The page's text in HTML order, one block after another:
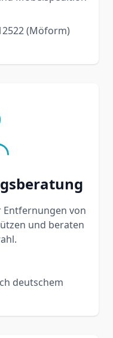
(Möform)
Entfernungen von
und beraten
deutschem